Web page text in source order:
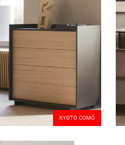
KYOTO COMÒ